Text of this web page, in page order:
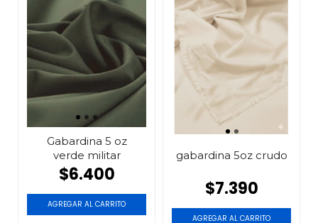
Gabardina 5 oz
verde militar
$6.400
AGREGAR AL CARRITO
gabardina 5oz crudo
$7.390